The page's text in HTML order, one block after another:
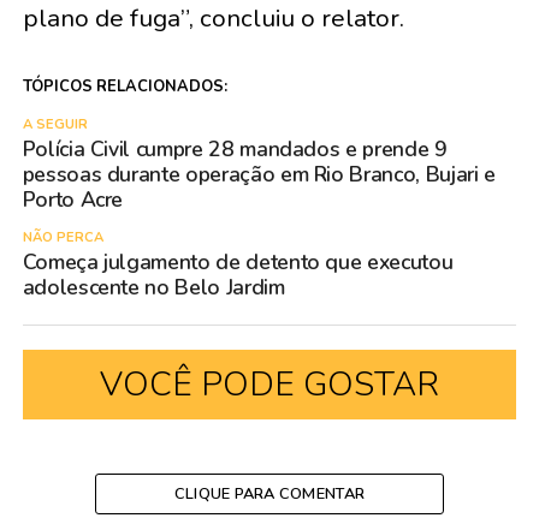
plano de fuga”, concluiu o relator.
TÓPICOS RELACIONADOS:
A SEGUIR
Polícia Civil cumpre 28 mandados e prende 9
pessoas durante operação em Rio Branco, Bujari e
Porto Acre
NÃO PERCA
Começa julgamento de detento que executou
adolescente no Belo Jardim
VOCÊ PODE GOSTAR
CLIQUE PARA COMENTAR